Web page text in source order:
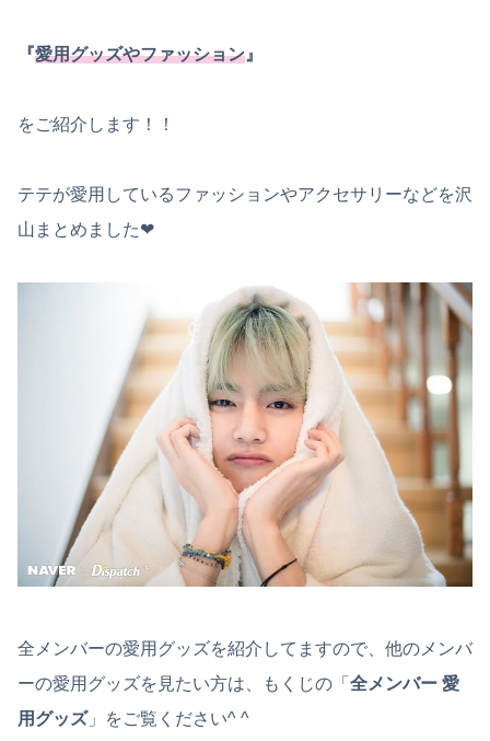
『愛用グッズやファッション 』
をご紹介します！！
テテが愛用しているファッションやアクセサリーなどを沢
山まとめました❤︎
全メンバーの愛用グッズを紹介してますので、他のメンバ
ーの愛用グッズを見たい方は、もくじの「 全メンバー 愛
用グッズ」をご覧ください^ ^